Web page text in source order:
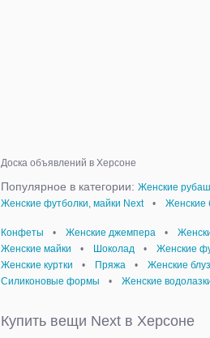
Доска объявлений в Херсоне
Популярное в категории: Женские
Женские футболки, майки Next
• Женские
Конфеты • Женские джемпера •
Женские майки
• Шоколад • Женские
Женские куртки
• Пряжа • Женские
Силиконовые формы
• Женские
Купить вещи Next в Херсоне